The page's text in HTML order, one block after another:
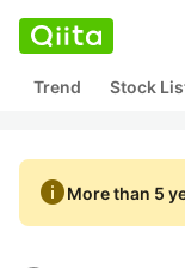
Trend Stock
infoMore than 5